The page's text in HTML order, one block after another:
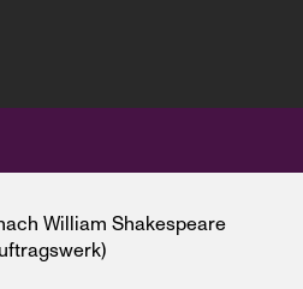
William Shakespeare